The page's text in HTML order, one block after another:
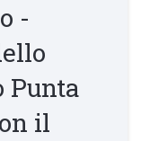
-
Punta
il